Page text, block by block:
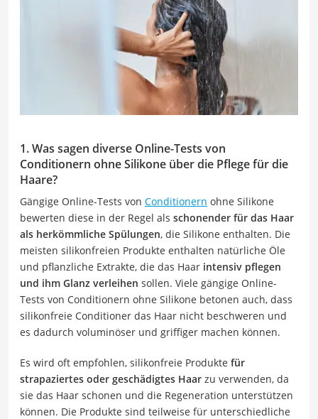
1. Was sagen diverse Online-Tests von
Conditionern ohne Silikone über die Pflege für die
Haare?
Gängige Online-Tests von Conditionern ohne Silikone
bewerten diese in der Regel als schonender für das Haar
als herkömmliche Spülungen, die Silikone enthalten. Die
meisten silikonfreien Produkte enthalten natürliche Öle
und pflanzliche Extrakte, die das Haar intensiv pflegen
und ihm Glanz verleihen sollen. Viele gängige Online-
Tests von Conditionern ohne Silikone betonen auch, dass
silikonfreie Conditioner das Haar nicht beschweren und
es dadurch voluminöser und griffiger machen können.
Es wird oft empfohlen, silikonfreie Produkte für
strapaziertes oder geschädigtes Haar zu verwenden, da
sie das Haar schonen und die Regeneration unterstützen
können. Die Produkte sind teilweise für unterschiedliche